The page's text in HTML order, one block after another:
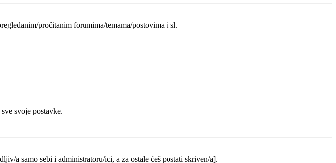
pročitanim forumima/temama/postovima i sl.
svoje postavke.
a samo sebi i administratoru/ici, a za ostale ćeš postati skriven/a].